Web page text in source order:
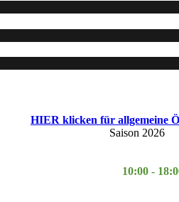
HIER klicken für allgemeine
Saison 2026
10:00 -